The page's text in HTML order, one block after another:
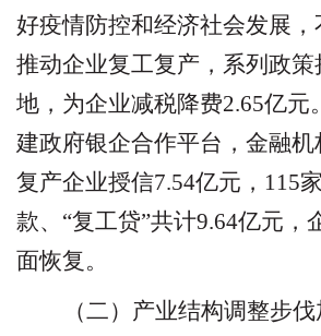
好疫情防控和经济社会发展，
推动企业复工复产，系列政策
地，为企业减税降费2.65亿元
建政府银企合作平台，金融机
复产企业授信7.54亿元， 115
款、 “复工贷”共计9.64亿元，
面恢复。
（二）产业结构调整步